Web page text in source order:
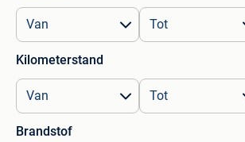
Kilometerstand
Brandstof